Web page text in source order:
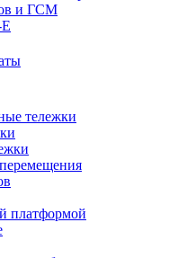
и ГСМ
тележки
платформой